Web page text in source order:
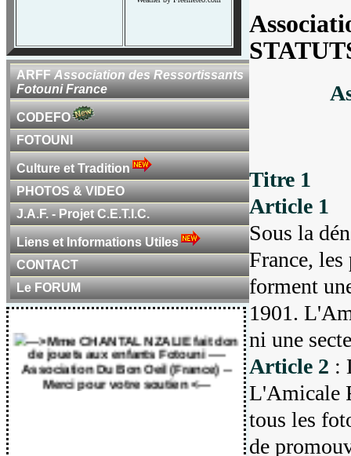
ARFFAssociation des Ressortissants
Fotouni France
CODEFO
FOTOUNI
Culture et Tradition
PHOTOS & VIDEO
J.A.F. - Projet C.E.T.I.C.
Liens et Informations Utiles
CONTACT
Le FORUM
de jouets aux enfants Fotouni ----
Association Du Bon Oeil (France) --
Merci pour votre soutien <---
Titre 1
Article 1
Sous la
France, les
forment
1901.
ni une
Article 2 :
L'Amicale
tous les
de